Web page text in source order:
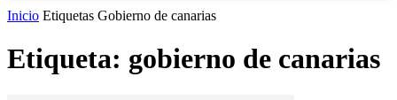
Inicio Etiquetas Gobierno de canarias
Etiqueta: gobierno de canarias